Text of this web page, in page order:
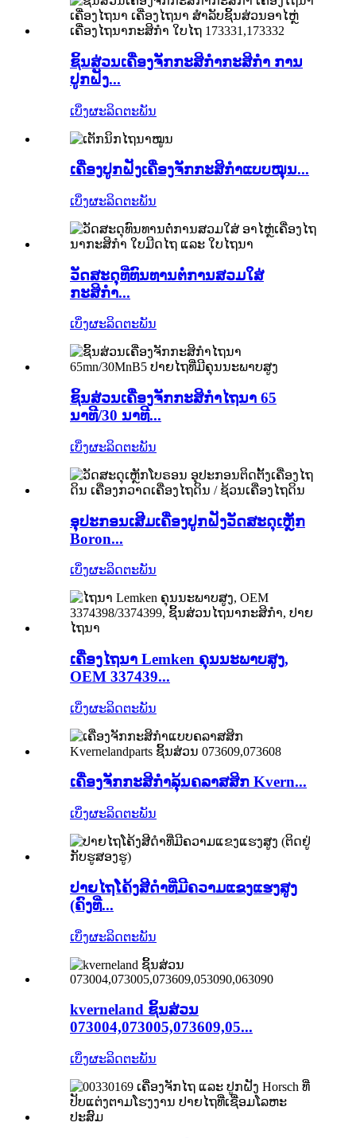
ຊິ້ນສ່ວນເຄື່ອງຈັກກະສິກຳກະສິກຳ ການ
ປູກຝັງ...
ເບິ່ງຜະລິດຕະພັນ
ເຄື່ອງປູກຝັງເຄື່ອງຈັກກະສິກຳແບບໝຸນ...
ເບິ່ງຜະລິດຕະພັນ
ວັດສະດຸທີ່ທົນທານຕໍ່ການສວມໃສ່
ກະສິກຳ...
ເບິ່ງຜະລິດຕະພັນ
ຊິ້ນສ່ວນເຄື່ອງຈັກກະສິກຳໄຖນາ 65
ນາທີ/30 ນາທີ...
ເບິ່ງຜະລິດຕະພັນ
ອຸປະກອນເສີມເຄື່ອງປູກຝັງວັດສະດຸເຫຼັກ
Boron...
ເບິ່ງຜະລິດຕະພັນ
ເຄື່ອງໄຖນາ Lemken ຄຸນນະພາບສູງ,
OEM 337439...
ເບິ່ງຜະລິດຕະພັນ
ເຄື່ອງຈັກກະສິກຳລຸ້ນຄລາສສິກ Kvern...
ເບິ່ງຜະລິດຕະພັນ
ປາຍໄຖໂຄ້ງສີດຳທີ່ມີຄວາມແຂງແຮງສູງ
(ຄົງທີ່...
ເບິ່ງຜະລິດຕະພັນ
kverneland ຊິ້ນສ່ວນ
073004,073005,073609,05...
ເບິ່ງຜະລິດຕະພັນ